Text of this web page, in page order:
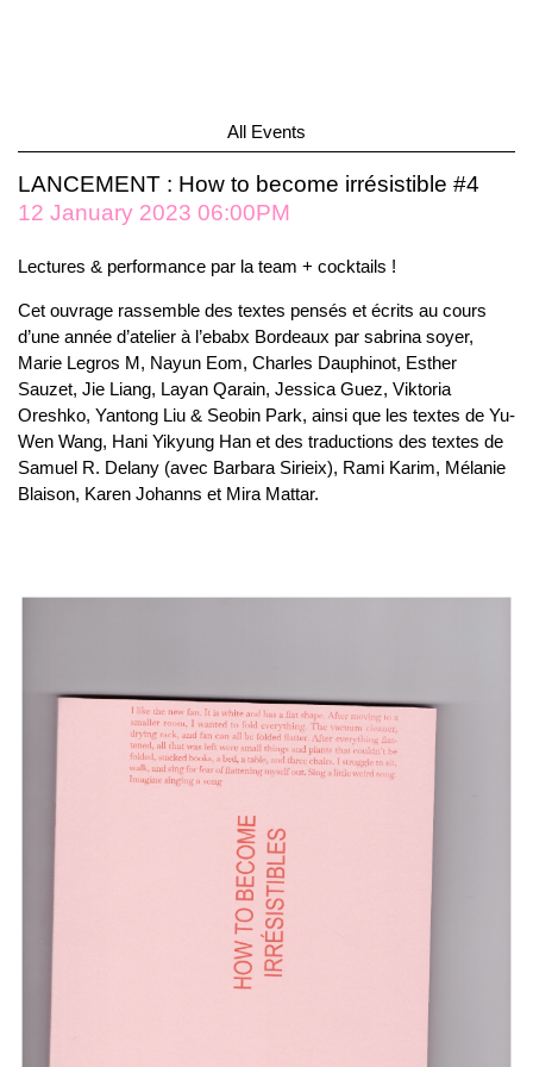
All Events
LANCEMENT : How to become irrésistible #4
12 January 2023 06:00PM
Lectures & performance par la team + cocktails !
Cet ouvrage rassemble des textes pensés et écrits au cours
d’une année d’atelier à l’ebabx Bordeaux par sabrina soyer,
Marie Legros M, Nayun Eom, Charles Dauphinot, Esther
Sauzet, Jie Liang, Layan Qarain, Jessica Guez, Viktoria
Oreshko, Yantong Liu & Seobin Park, ainsi que les textes de Yu-
Wen Wang, Hani Yikyung Han et des traductions des textes de
Samuel R. Delany (avec Barbara Sirieix), Rami Karim, Mélanie
Blaison, Karen Johanns et Mira Mattar.